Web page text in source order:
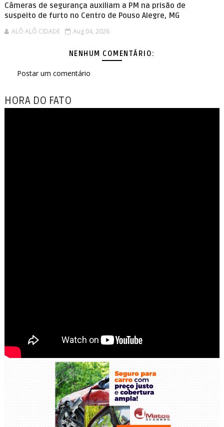
Câmeras de segurança auxiliam a PM na prisão de
suspeito de furto no Centro de Pouso Alegre, MG
ALÔ ALÔ CIDADE Aug 04, 2026
NENHUM COMENTÁRIO:
Postar um comentário
HORA DO FATO